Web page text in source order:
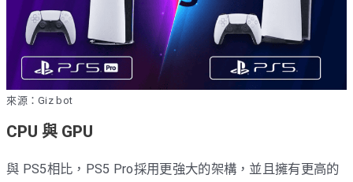
來源：Giz bot
CPU 與 GPU
與 PS5相比，PS5 Pro採用更強大的架構，並且擁有更高的